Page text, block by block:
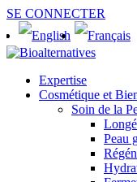
SE CONNECTER
Expertise
Cosmétique et
Soin de la
Peau